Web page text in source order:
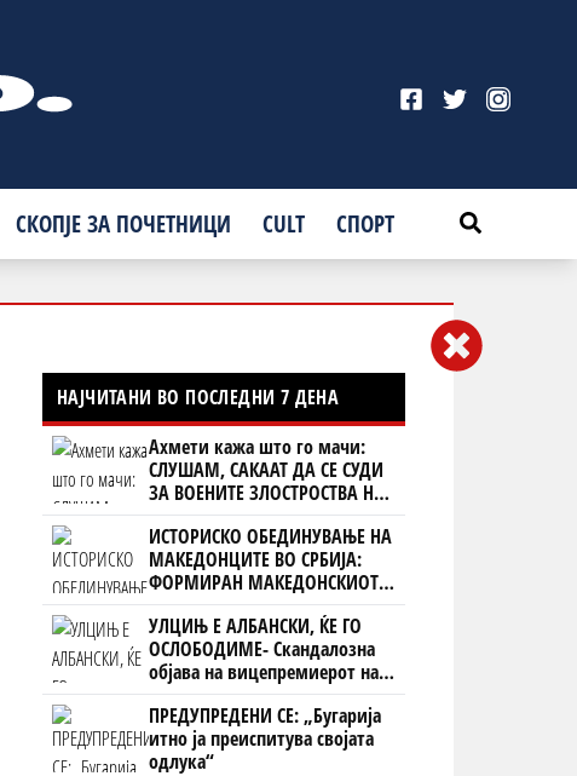
СКОПЈЕ ЗА ПОЧЕТНИЦИ CULT СПОРТ
НАЈЧИТАНИ ВО ПОСЛЕДНИ 7 ДЕНА
Ахмети кажа што го мачи:
СЛУШАМ, САКААТ ДА СЕ СУДИ
ЗА ВОЕНИТЕ ЗЛОСТРОСТВА НА
УЧК...
ИСТОРИСКО ОБЕДИНУВАЊЕ НА
МАКЕДОНЦИТЕ ВО СРБИЈА:
ФОРМИРАН МАКЕДОНСКИОТ
НАЦИОНАЛЕН СОЈУЗ
УЛЦИЊ Е АЛБАНСКИ, ЌЕ ГО
ОСЛОБОДИМЕ- Скандалозна
објава на вицепремиерот на
Црна Гора
ПРЕДУПРЕДЕНИ СЕ: „Бугарија
итно ја преиспитува својата
одлука“